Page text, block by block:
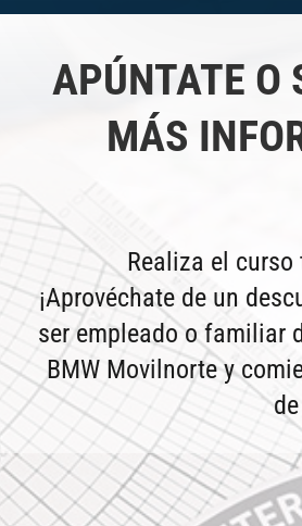
APÚNTATE O
MÁS
Realiza el curso
¡Aprovéchate de un
ser empleado o familiar
BMW Movilnorte y